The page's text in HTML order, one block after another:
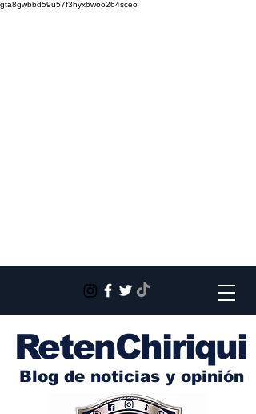
gta8gwbbd59u57f3hyx6woo264sceo
RetenChiriqui
Blog de noticias y opinión